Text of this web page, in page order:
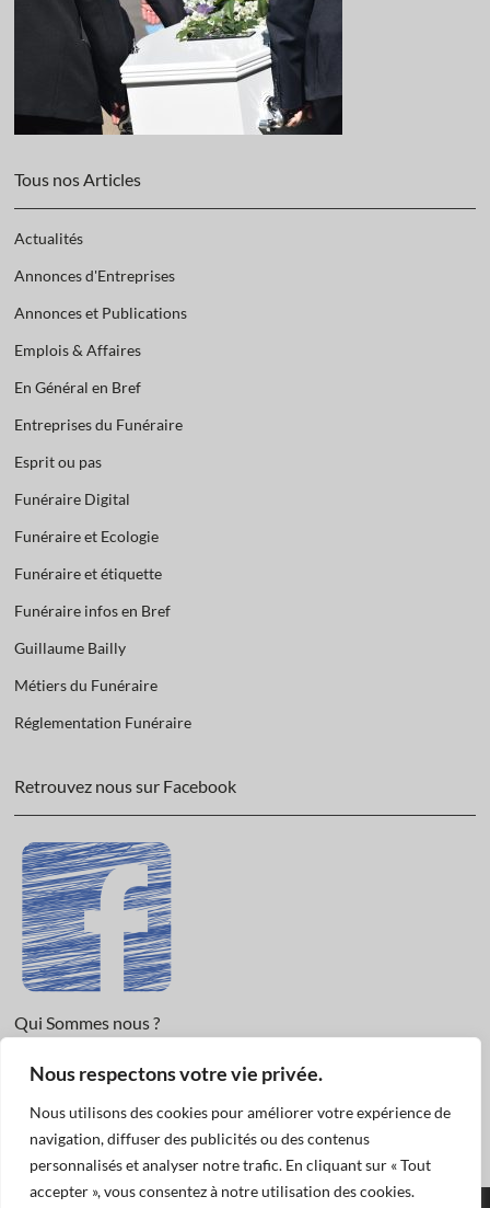
Nous respectons votre vie privée.
Nous utilisons des cookies pour améliorer votre expérience de
navigation, diffuser des publicités ou des contenus
personnalisés et analyser notre trafic. En cliquant sur « Tout
accepter », vous consentez à notre utilisation des cookies.
Tous nos Articles
Actualités
Annonces d'Entreprises
Annonces et Publications
Emplois & Affaires
En Général en Bref
Entreprises du Funéraire
Esprit ou pas
Funéraire Digital
Funéraire et Ecologie
Funéraire et étiquette
Funéraire infos en Bref
Guillaume Bailly
Métiers du Funéraire
Réglementation Funéraire
Retrouvez nous sur Facebook
Qui Sommes nous ?
Informations légales et Protection des données.
Nous Contacter